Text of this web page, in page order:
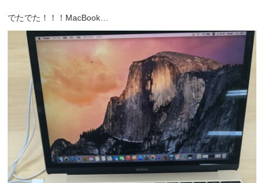
でたでた！！！MacBook…